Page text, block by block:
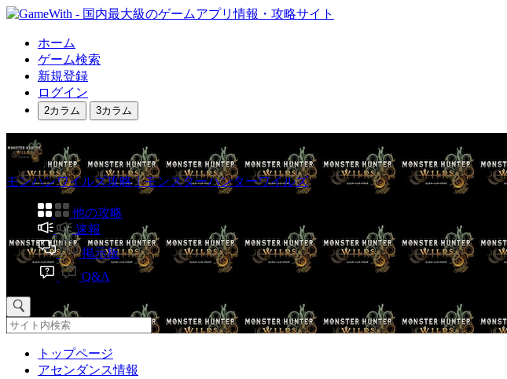
ホーム
ゲーム検索
新規登録
ログイン
2カラム 3カラム
モンハンワイルズ攻略｜モンスターハンターワイルズ
他の攻略
速報
掲示板
Q&A
トップページ
アセンダンス情報